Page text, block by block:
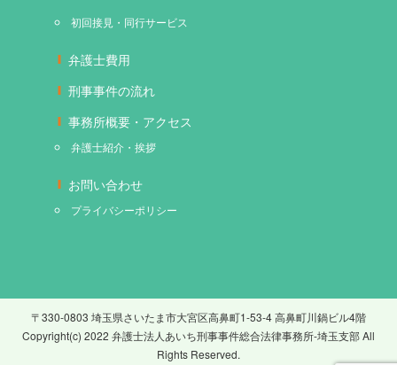
初回接見・同行サービス
弁護士費用
刑事事件の流れ
事務所概要・アクセス
弁護士紹介・挨拶
お問い合わせ
プライバシーポリシー
〒330-0803 埼玉県さいたま市大宮区高鼻町1-53-4 高鼻町川鍋ビル4階
Copyright(c) 2022 弁護士法人あいち刑事事件総合法律事務所-埼玉支部 All
Rights Reserved.